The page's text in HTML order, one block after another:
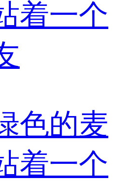
色的麦
着一个